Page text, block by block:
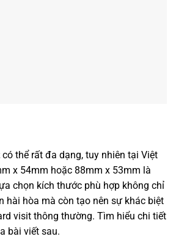
có thể rất đa dạng, tuy nhiên tại Việt
x 54mm hoặc 88mm x 53mm là
chọn kích thước phù hợp không chỉ
hài hòa mà còn tạo nên sự khác biệt
visit thông thường. Tìm hiểu chi tiết
bài viết sau.